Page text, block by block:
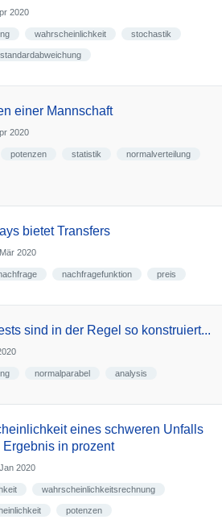
2020
wahrscheinlichkeit stochastik
standardabweichung
einer Mannschaft
2020
potenzen statistik normalverteilung
bietet Transfers
2020
nachfragefunktion preis
sind in der Regel so konstruiert...
normalparabel analysis
eines schweren Unfalls
Ergebnis in prozent
2020
wahrscheinlichkeitsrechnung
potenzen